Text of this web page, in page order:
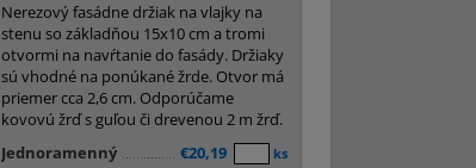
Nerezový fasádne držiak na vlajky na
stenu so základňou 15x10 cm a tromi
otvormi na navŕtanie do fasády. Držiaky
sú vhodné na ponúkané žrde. Otvor má
priemer cca 2,6 cm. Odporúčame
kovovú žrď s guľou či drevenou 2 m žrď.
Jednoramenný
€20,19 ks